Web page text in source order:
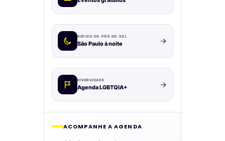
DEPOIS DO PÔR DO SOL
São Paulo à noite
DIVERSIDADE
Agenda LGBTQIA+
ACOMPANHE A AGENDA